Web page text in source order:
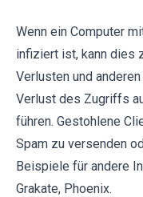
Wenn ein Computer
infiziert ist, kann dies
Verlusten und
Verlust des Zugriffs
führen. Gestohlene
Spam zu versenden
Beispiele für andere
Grakate, Phoenix.